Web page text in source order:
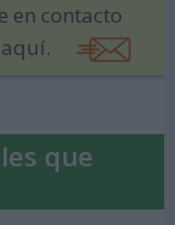
en contacto
que